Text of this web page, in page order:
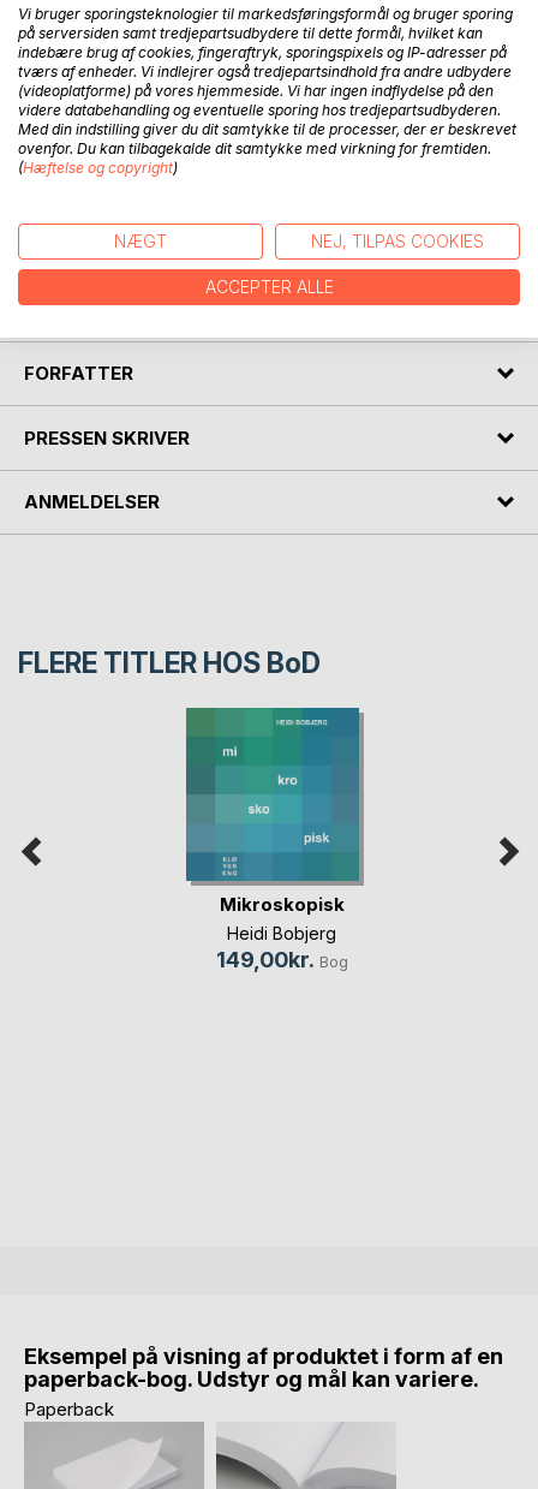
godt sted. Nordpå.
I en baghave i Danmark står Thomas. Han tør ikke gå ind i
huset. Fra mørket udenfor ser han ind på det liv, der kunne
have været hans, hvis han ikke havde ødelagt det hele.
Journalisten i ham jagter den gode historie, men han kan
ikke få sin egen til at hænge sammen.
Nordpå er historien om to skæbner, der strejfer hinanden
midt i en kaotisk tid. En fortælling om jagten på håbet, når
man har mistet alt. En søgen efter empati i en verden, der
har nok i sit eget.
FORFATTER
PRESSEN SKRIVER
ANMELDELSER
FLERE TITLER HOS BoD
Mikroskopisk
Heidi Bobjerg
149,00kr. Bog
Eksempel på visning af produktet i form af en
paperback-bog. Udstyr og mål kan variere.
Paperback
Vi bruger sporingsteknologier til markedsføringsformål og bruger sporing
på serversiden samt tredjepartsudbydere til dette formål, hvilket kan
indebære brug af cookies, fingeraftryk, sporingspixels og IP-adresser på
tværs af enheder. Vi indlejrer også tredjepartsindhold fra andre udbydere
(videoplatforme) på vores hjemmeside. Vi har ingen indflydelse på den
videre databehandling og eventuelle sporing hos tredjepartsudbyderen.
Med din indstilling giver du dit samtykke til de processer, der er beskrevet
ovenfor. Du kan tilbagekalde dit samtykke med virkning for fremtiden.
(Hæftelse og copyright)
NÆGT NEJ, TILPAS COOKIES
ACCEPTER ALLE